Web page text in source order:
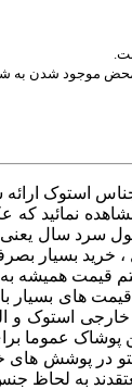
محض موجود شدن به
استوک
مشاهده
سرد سال یعنی
بسیار
قیمت همیشه
های بسیار
خارجی استوک و
پوشاک عموما
در پوشش